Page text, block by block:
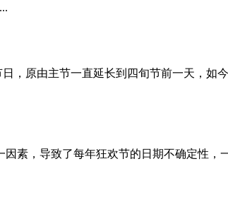
，原由主节一直延长到四旬节前一天，如
素，导致了每年狂欢节的日期不确定性，